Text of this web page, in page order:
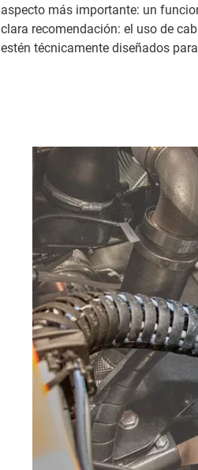
aspecto más importante: un
clara recomendación: el uso de
estén técnicamente diseñados